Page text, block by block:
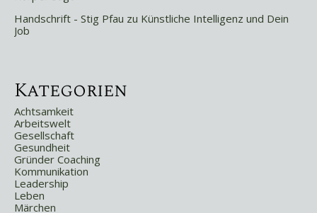
Handschrift - Stig Pfau zu Künstliche Intelligenz und Dein
Job
Kategorien
Achtsamkeit
Arbeitswelt
Gesellschaft
Gesundheit
Gründer Coaching
Kommunikation
Leadership
Leben
Märchen